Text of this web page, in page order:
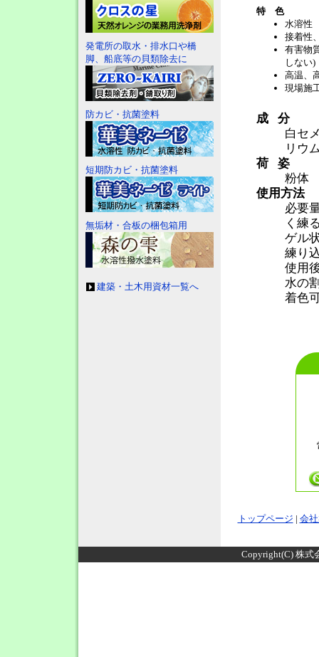
特色
水溶性
接着性
有害物
しない)
高温、
現場施
成分
白セ
リウ
荷姿
粉体
使用方法
必要
く練
ゲル
練り
使用
水の
着色
トップページ 会
発電所の取水・排水口や橋
脚、船底等の貝類除去に
防カビ・抗菌塗料
短期防カビ・抗菌塗料
無垢材・合板の梱包箱用
建築・土木用資材一覧へ
Copyright(C) 株式